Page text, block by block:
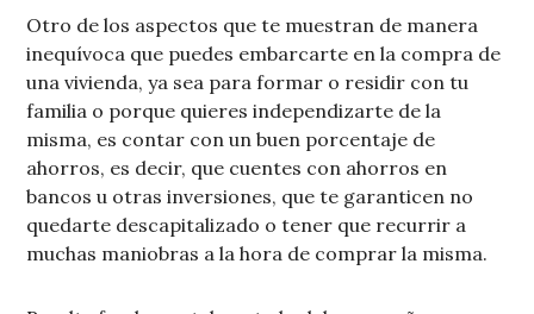
Otro de los aspectos que te muestran de manera
inequívoca que puedes embarcarte en la compra de
una vivienda, ya sea para formar o residir con tu
familia o porque quieres independizarte de la
misma, es contar con un buen porcentaje de
ahorros, es decir, que cuentes con ahorros en
bancos u otras inversiones, que te garanticen no
quedarte descapitalizado o tener que recurrir a
muchas maniobras a la hora de comprar la misma.